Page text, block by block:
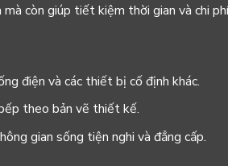
còn giúp tiết kiệm thời gian và chi
điện và các thiết bị cố định khác.
theo bản vẽ thiết kế.
gian sống tiện nghi và đẳng cấp.